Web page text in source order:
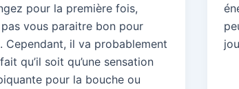
pour la première fois,
vous paraitre bon pour
Cependant, il va probablement
qu’il soit qu’une sensation
pour la bouche ou